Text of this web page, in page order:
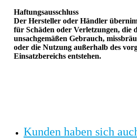
Haftungsausschluss
Der Hersteller oder Händler
für Schäden oder Verletzungen, die
unsachgemäßen Gebrauch,
oder die Nutzung außerhalb des
Einsatzbereichs entstehen.
Kunden haben sich